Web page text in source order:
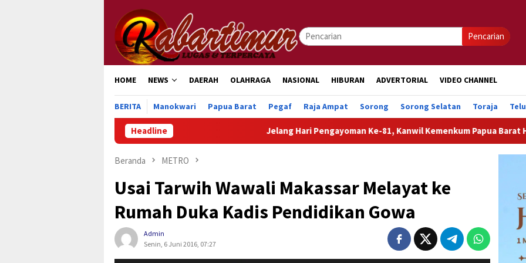
konten
Pencarian
HOME NEWS DAERAH OLAHRAGA NASIONAL HIBURAN ADVERTORIAL VIDEO CHANNEL
BERITA Manokwari Papua Barat Pegaf Raja Ampat Sorong Sorong Selatan Toraja
Headline Jelang Hari Pengayoman Ke-81, Kanwil Kemenkum Papua Barat Hadirkan Layanan
Beranda METRO
Usai Tarwih Wawali Makassar Melayat ke
Rumah Duka Kadis Pendidikan Gowa
Admin
Senin, 6 Juni 2016, 07:27